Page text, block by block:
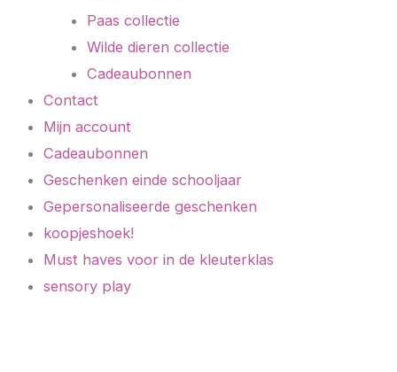
Paas collectie
Wilde dieren collectie
Cadeaubonnen
Contact
Mijn account
Cadeaubonnen
Geschenken einde schooljaar
Gepersonaliseerde geschenken
koopjeshoek!
Must haves voor in de kleuterklas
sensory play